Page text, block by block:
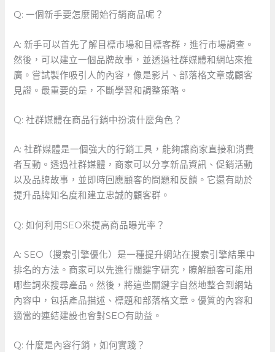
Q: 一個新手要怎麼開始行銷商品呢？
A: ⁣新手可以首先了解目標市場和目標客群，進行市場調查。
然後，可以建立一個品牌故事，並透過社群媒體和網站來推
廣。嘗試製作吸引人的內容，像是影片、部落格文章或顧客
見證。最重要的是，不斷學習和調整策略。
Q: ⁤社群媒體在商品行銷中扮演什麼角色？
A: 社群媒體是一個強大的行銷工具，能夠讓商家直接和消費
者互動。透過社群媒體，商家可以分享新品資訊、促銷活動
以及品牌故事，並即時回應顧客的問題和反饋。它還有助於
提升品牌知名度和建立忠誠的顧客群。
Q: 如何利用SEO來提高商品曝光率？
A: SEO（搜索引擎優化）是一種提升網站在搜索引擎結果中
排名的方法。商家可以先進行關鍵字研究，瞭解顧客可能用
哪些詞來搜尋產品。然後，將這些關鍵字自然地整合到網站
內容中，包括產品描述、標題和部落格文章。優質的內容和
適當的連結建設也會對SEO有助益。
Q: 什麼是內容行銷，如何實踐？